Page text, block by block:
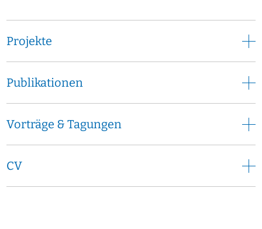
Projekte
Publikationen
Vorträge & Tagungen
CV